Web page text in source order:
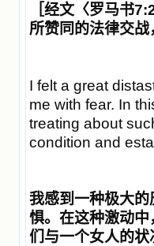
［经文〈罗马书
所赞同的法律交
I felt a great
me with fear. In
treating about
condition and
我感到一种极大
惧。在这种激动
们与一个女人的